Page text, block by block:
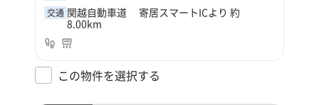
交通 関越自動車道 寄居スマートICより 約
8.00km
この物件を選択する